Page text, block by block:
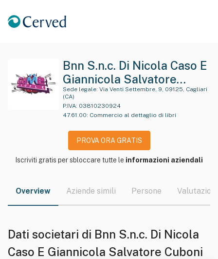
Bnn S.n.c. Di Nicola Caso E
Giannicola Salvatore
Cuboni
Sede legale:
(CA)
P.IVA: 03810230924
47.61.00: Commercio al dettaglio di libri
PROVA ORA GRATIS
Iscriviti gratis per sbloccare tutte le informazioni aziendali
Overview Aziende simili Persone Valutazioni
Dati societari di Bnn S.n.c. Di Nicola
Caso E Giannicola Salvatore Cuboni